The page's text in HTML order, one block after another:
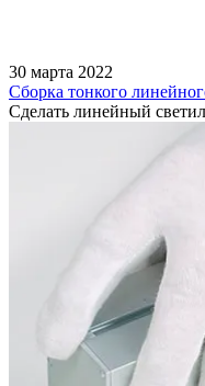
30 марта 2022
Сборка тонкого
Сделать линейный